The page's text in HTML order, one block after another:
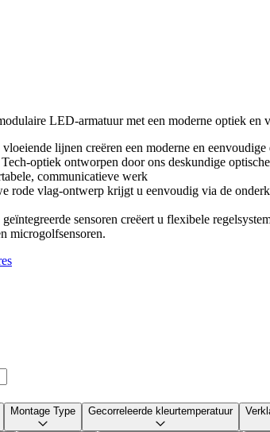
LED-armatuur met een moderne optiek en
lijnen creëren een moderne en
optiek ontworpen door ons deskundige
communicatieve werk
rode vlag-ontwerp krijgt u eenvoudig via de
sensoren creëert u flexibele
microgolfsensoren.
Montage Type Gecorreleerde kleurtemperatuur